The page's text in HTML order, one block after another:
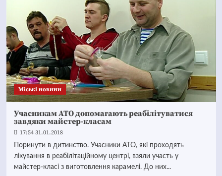
Mіські новини
Учасникам АТО допомагають реабілітуватися
завдяки майстер-класам
17:54 31.01.2018
Поринути в дитинство. Учасники АТО, які проходять
лікування в реабілітаційному центрі, взяли участь у
майстер-класі з виготовлення карамелі. До них...